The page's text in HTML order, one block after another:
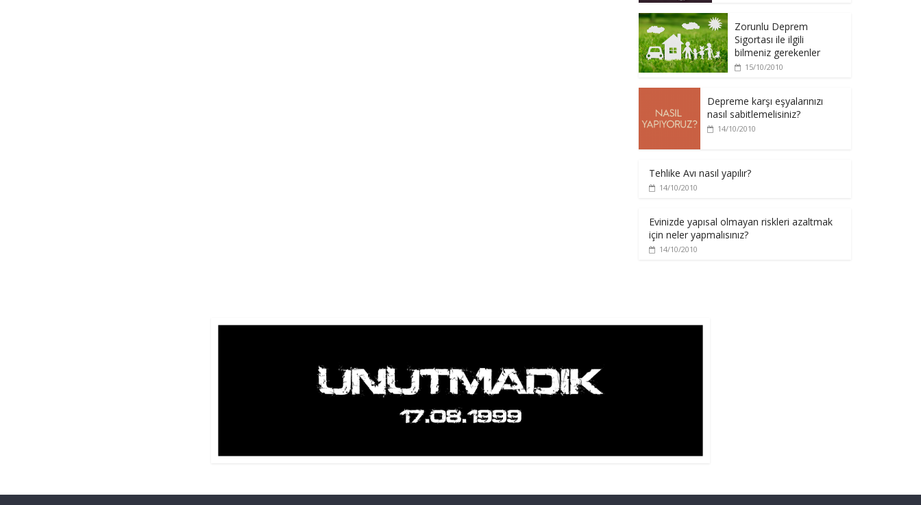
Zorunlu Deprem
Sigortası ile ilgili
bilmeniz gerekenler
15/10/2010
Depreme karşı eşyalarınızı
nasıl sabitlemelisiniz?
14/10/2010
Tehlike Avı nasıl yapılır?
14/10/2010
Evinizde yapısal olmayan riskleri azaltmak
için neler yapmalısınız?
14/10/2010